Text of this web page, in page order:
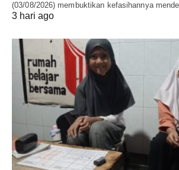
(03/08/2026) membuktikan kefasihannya
3 hari ago